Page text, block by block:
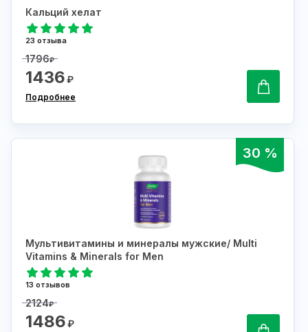
Кальций хелат
23 отзыва
1796₽
1436₽
Подробнее
30 %
Мультивитамины и минералы мужские/ Multi
Vitamins & Minerals for Men
13 отзывов
2124₽
1486₽